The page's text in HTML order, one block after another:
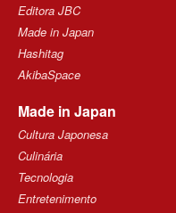
Editora JBC
Made in Japan
Hashitag
AkibaSpace
Made in Japan
Cultura Japonesa
Culinária
Tecnologia
Entretenimento